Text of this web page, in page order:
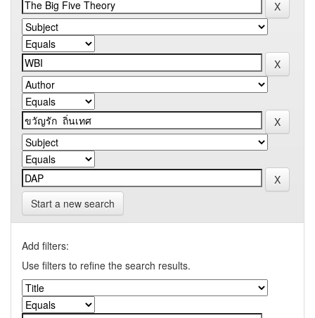
Start a new search
Add filters:
Use filters to refine the search results.